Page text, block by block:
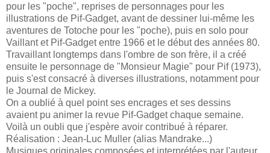
pour les "poche", reprises de personnages pour les
illustrations de Pif-Gadget, avant de dessiner lui-même les
aventures de Totoche pour les "poche), puis en solo pour
Vaillant et Pif-Gadget entre 1966 et le début des années 80.
Travaillant longtemps dans l'ombre de son frère, il a créé
ensuite le personnage de "Monsieur Magie" pour Pif (1973),
puis s'est consacré à diverses illustrations, notamment pour
le Journal de Mickey.
On a oublié à quel point ses encrages et ses dessins
avaient pu animer la revue Pif-Gadget chaque semaine.
Voilà un oubli que j'espère avoir contribué à réparer.
Réalisation : Jean-Luc Muller (alias Mandrake...)
Musiques originales composées et interprétées par l'auteur.